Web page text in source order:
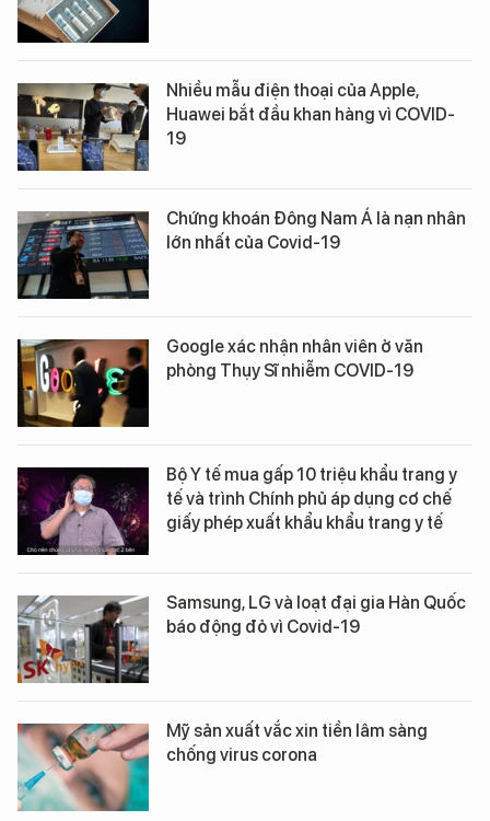
Nhiều mẫu điện thoại của Apple,
Huawei bắt đầu khan hàng vì COVID-
19
Chứng khoán Đông Nam Á là nạn nhân
lớn nhất của Covid-19
Google xác nhận nhân viên ở văn
phòng Thụy Sĩ nhiễm COVID-19
Bộ Y tế mua gấp 10 triệu khẩu trang y
tế và trình Chính phủ áp dụng cơ chế
giấy phép xuất khẩu khẩu trang y tế
Samsung, LG và loạt đại gia Hàn Quốc
báo động đỏ vì Covid-19
Mỹ sản xuất vắc xin tiền lâm sàng
chống virus corona